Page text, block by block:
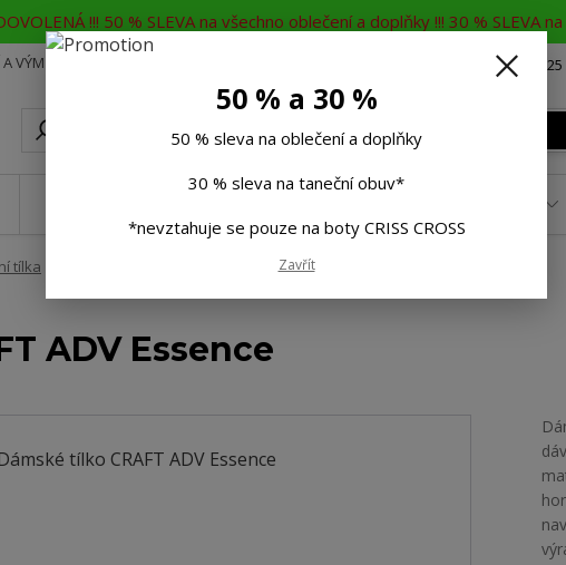
!!! 50 % SLEVA na všechno oblečení a doplňky !!! 30 % SLEVA
VÝMĚNA Rádi Vám poradíme
tílka Dámské tílko CRAFT ADV Essence
ADV Essence
50 % a 30 %
50 % sleva na oblečení a doplňky
30 % sleva na taneční obuv*
*nevztahuje se pouze na boty CRISS CROSS
Zavřít